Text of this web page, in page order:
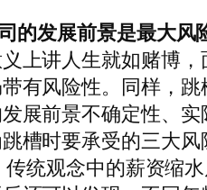
的发展前景是最大风
上讲人生就如赌博
有风险性。同样，
展前景不确定性、
槽时要承受的三大
传统观念中的薪资缩